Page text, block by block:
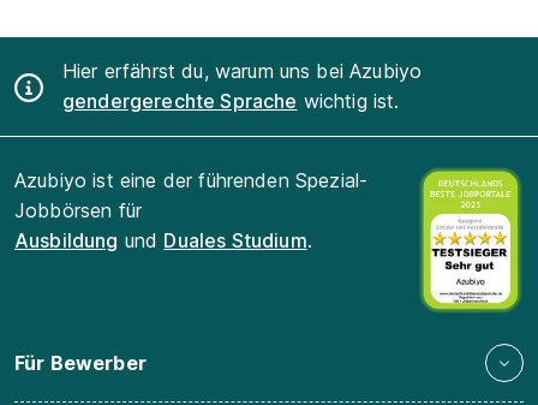
Hier erfährst du, warum uns bei Azubiyo
gendergerechte Sprache wichtig ist.
Azubiyo ist eine der führenden Spezial-
Jobbörsen für
Ausbildung und Duales Studium.
Für Bewerber